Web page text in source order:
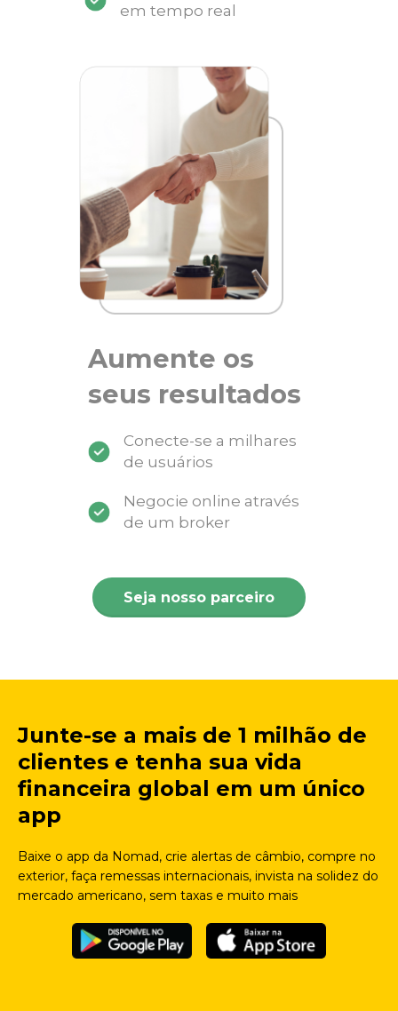
em tempo real
Aumente os
seus resultados
Conecte-se a milhares
de usuários
Negocie online através
de um broker
Seja nosso parceiro
Junte-se a mais de 1 milhão de
clientes e tenha sua vida
financeira global em um único
app
Baixe o app da Nomad, crie alertas de câmbio, compre no
exterior, faça remessas internacionais, invista na solidez do
mercado americano, sem taxas e muito mais